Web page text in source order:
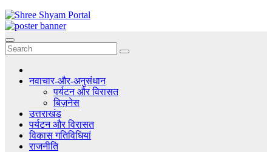
Skip
to
content
नवाचार-और-अनुसंधान
पर्यटन और विरासत
बिज़नेस
उत्तराखंड
पर्यटन और विरासत
विकास गतिविधियां
राजनीति